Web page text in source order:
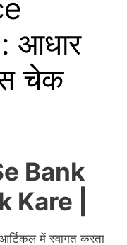
आधार
चेक
Bank
Kare |
में स्वागत करता